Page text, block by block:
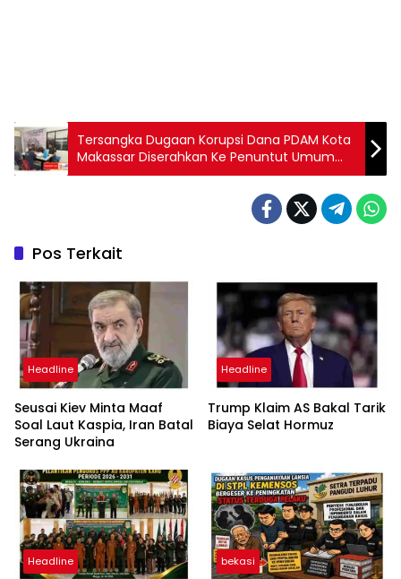
Tersangka Dugaan Korupsi Dana PDAM Kota
Makassar Diserahkan Ke Penuntut Umum
Kejati Sulsel Dan Kejari Makassar
Pos Terkait
Headline
Seusai Kiev Minta Maaf
Soal Laut Kaspia, Iran Batal
Serang Ukraina
Headline
Trump Klaim AS Bakal Tarik
Biaya Selat Hormuz
Headline bekasi